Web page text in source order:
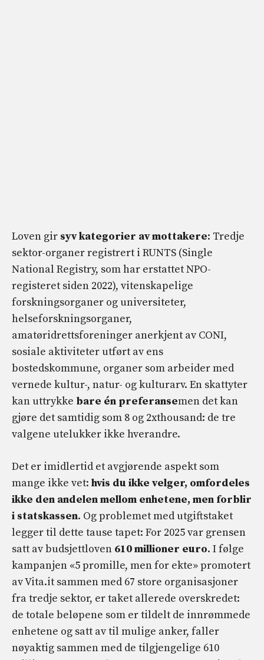
Loven gir syv kategorier av mottakere: Tredje
sektor-organer registrert i RUNTS (Single
National Registry, som har erstattet NPO-
registeret siden 2022), vitenskapelige
forskningsorganer og universiteter,
helseforskningsorganer,
amatøridrettsforeninger anerkjent av CONI,
sosiale aktiviteter utført av ens
bostedskommune, organer som arbeider med
vernede kultur-, natur- og kulturarv. En skattyter
kan uttrykke bare én preferansemen det kan
gjøre det samtidig som 8 og 2xthousand: de tre
valgene utelukker ikke hverandre.
Det er imidlertid et avgjørende aspekt som
mange ikke vet: hvis du ikke velger, omfordeles
ikke den andelen mellom enhetene, men forblir
i statskassen. Og problemet med utgiftstaket
legger til dette tause tapet: For 2025 var grensen
satt av budsjettloven 610 millioner euro. I følge
kampanjen «5 promille, men for ekte» promotert
av Vita.it sammen med 67 store organisasjoner
fra tredje sektor, er taket allerede overskredet:
de totale beløpene som er tildelt de innrømmede
enhetene og satt av til mulige anker, faller
nøyaktig sammen med de tilgjengelige 610